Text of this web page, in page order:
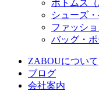
ボトムス（
シューズ
ファッシ
バッグ・
ZABOUについて
ブログ
会社案内